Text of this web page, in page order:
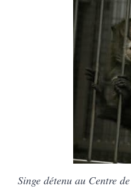
Singe détenu au Centre